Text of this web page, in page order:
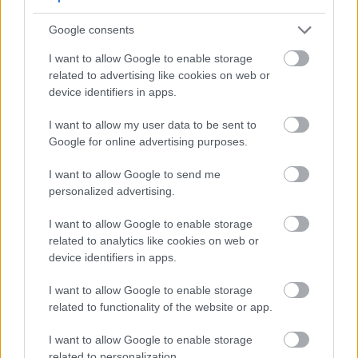
Google consents
I want to allow Google to enable storage
related to advertising like cookies on web or
device identifiers in apps.
I want to allow my user data to be sent to
Google for online advertising purposes.
I want to allow Google to send me
personalized advertising.
I want to allow Google to enable storage
related to analytics like cookies on web or
device identifiers in apps.
I want to allow Google to enable storage
related to functionality of the website or app.
I want to allow Google to enable storage
bir besin değeri taşıyor ve modern bilimin ancak
yeni yeni tam olarak anlamaya başladığı olağanüstü
sağlık faydaları sunuyor.
Trabzon Hurmasının Sağlık Faydalarına
Dair Kapsamlı Kılavuz
Trabzon hurması, birçok insanın gözden kaçırdığı
olağanüstü sağlık faydaları sunar. Bu canlı turuncu
meyve, vücudunuzu şaşırtıcı şekillerde destekleyen
güçlü besinlerle doludur. Bu sonbahar süper
meyvesinin sağlık rutininizi nasıl
Daha fazlasını
okuyun...
Şeftalinin Sağlık Faydaları: Bu Besin Değeri
Yüksek Çekirdekli Meyveye Dair Kapsamlı
Bir Kılavuz
Şeftaliler sadece lezzetli bir yaz meyvesi olmaktan